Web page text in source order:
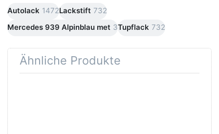
Autolack 1472Lackstift 732
Mercedes 939 Alpinblau met 3Tupflack 732
Ähnliche Produkte